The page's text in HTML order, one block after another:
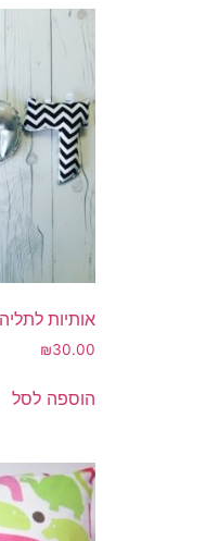
אותיות
₪30.00
הוספה לסל